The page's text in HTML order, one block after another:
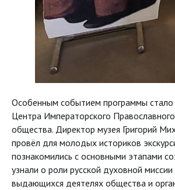
Особенным событием программы
Центра Императорского
общества. Директор музея Григорий
провёл для молодых историков
познакомились с основными этапами
узнали о роли русской духовной
выдающихся деятелях общества и